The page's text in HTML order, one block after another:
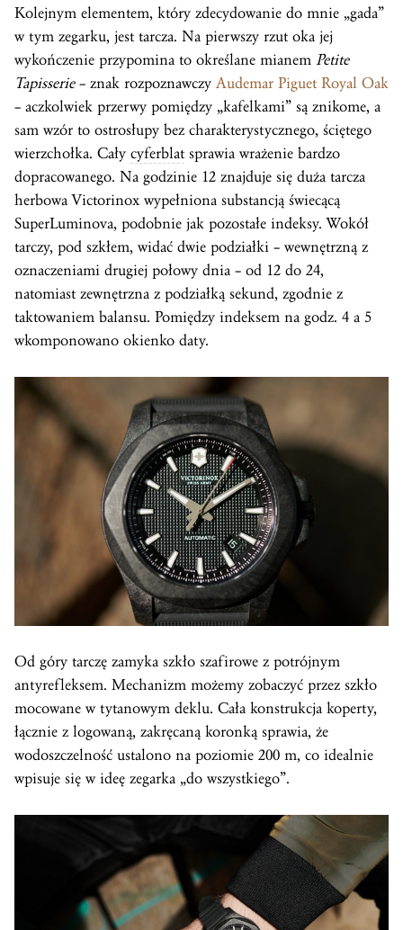
Kolejnym elementem, który zdecydowanie do mnie „gada”
w tym zegarku, jest tarcza. Na pierwszy rzut oka jej
wykończenie przypomina to określane mianem Petite
Tapisserie– znak rozpoznawczy Audemar Piguet Royal Oak
– aczkolwiek przerwy pomiędzy „kafelkami” są znikome, a
sam wzór to ostrosłupy bez charakterystycznego, ściętego
wierzchołka. Cały cyferblatsprawia wrażenie bardzo
dopracowanego. Na godzinie 12 znajduje się duża tarcza
herbowa Victorinox wypełniona substancją świecącą
SuperLuminova, podobnie jak pozostałe indeksy. Wokół
tarczy, pod szkłem, widać dwie podziałki – wewnętrzną z
oznaczeniami drugiej połowy dnia – od 12 do 24,
natomiast zewnętrzna z podziałką sekund, zgodnie z
taktowaniem balansu. Pomiędzy indeksem na godz. 4 a 5
wkomponowano okienko daty.
Od góry tarczę zamyka szkło szafirowe z potrójnym
antyrefleksem. Mechanizm możemy zobaczyć przez szkło
mocowane w tytanowym deklu. Cała konstrukcja koperty,
łącznie z logowaną, zakręcaną koronką sprawia, że
wodoszczelność ustalono na poziomie 200 m, co idealnie
wpisuje się w ideę zegarka „do wszystkiego”.